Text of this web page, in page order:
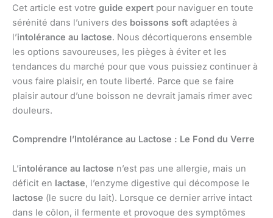
Cet article est votre guide expert pour naviguer en toute
sérénité dans l’univers des boissons soft adaptées à
l’intolérance au lactose. Nous décortiquerons ensemble
les options savoureuses, les pièges à éviter et les
tendances du marché pour que vous puissiez continuer à
vous faire plaisir, en toute liberté. Parce que se faire
plaisir autour d’une boisson ne devrait jamais rimer avec
douleurs.
Comprendre l’Intolérance au Lactose : Le Fond du Verre
L’intolérance au lactose n’est pas une allergie, mais un
déficit en lactase, l’enzyme digestive qui décompose le
lactose (le sucre du lait). Lorsque ce dernier arrive intact
dans le côlon, il fermente et provoque des symptômes